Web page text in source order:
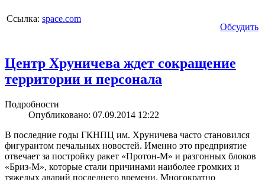
Ссылка: space.com
Обсудить
Центр Хруничева ждет сокращение
территории и персонала
Подробности
Опубликовано: 07.09.2014 12:22
В последние годы ГКНПЦ им. Хруничева часто становился
фигурантом печальных новостей. Именно это предприятие
отвечает за постройку ракет «Протон-М» и разгонных блоков
«Бриз-М», которые стали причинами наиболее громких и
тяжелых аварий последнего времени. Многократно